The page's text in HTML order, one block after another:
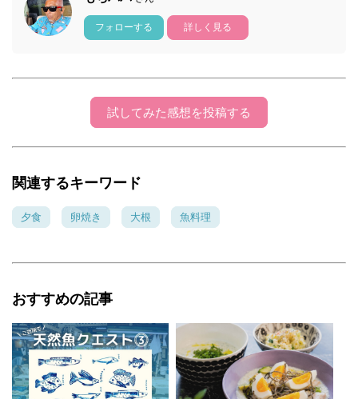
フォローする 詳しく見る
試してみた感想を投稿する
関連するキーワード
夕食 卵焼き 大根 魚料理
おすすめの記事